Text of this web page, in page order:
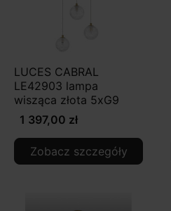
LUCES CABRAL
LE42903 lampa
wisząca złota 5xG9
1 397,00 zł
Zobacz szczegóły